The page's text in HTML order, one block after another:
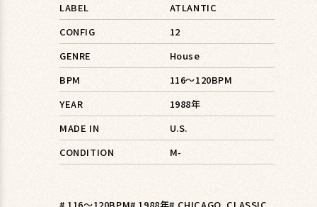
LABEL
ATLANTIC
CONFIG
12
GENRE
House
BPM
116〜120BPM
YEAR
1988年
MADE IN
U.S.
CONDITION
M-